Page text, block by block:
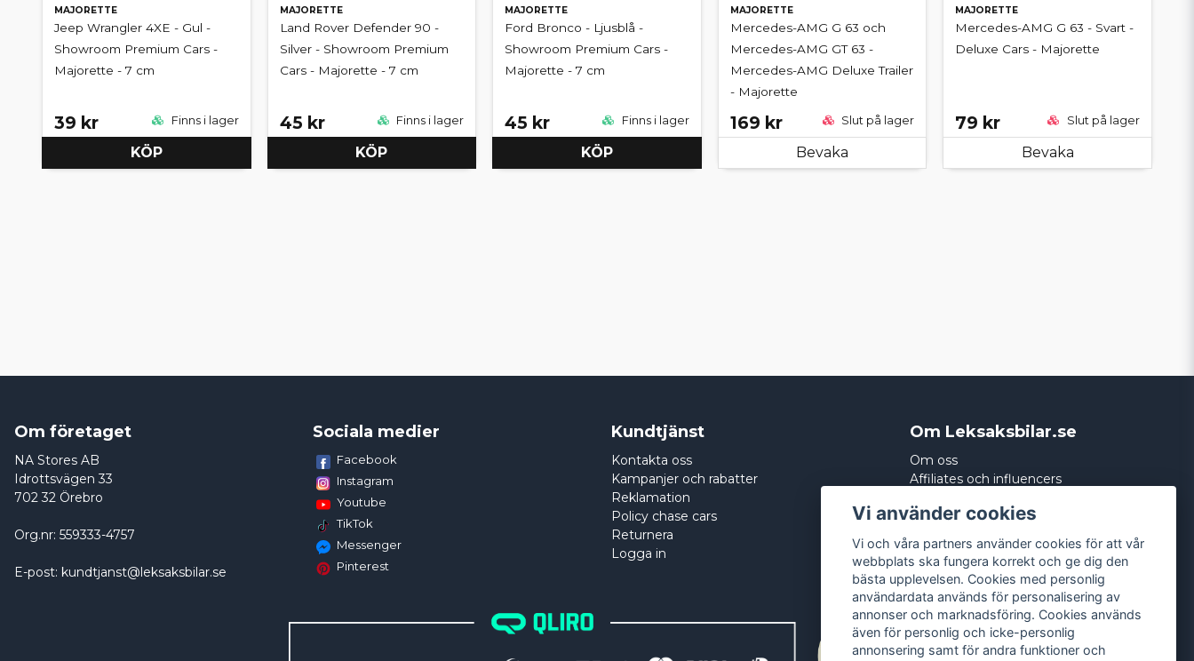
MAJORETTE
Jeep Wrangler 4XE - Gul -
Showroom Premium Cars -
Majorette - 7 cm
39 kr Finns i lager
KÖP
MAJORETTE
Land Rover Defender 90 -
Silver - Showroom Premium
Cars - Majorette - 7 cm
45 kr Finns i lager
KÖP
MAJORETTE
Ford Bronco - Ljusblå -
Showroom Premium Cars -
Majorette - 7 cm
45 kr Finns i lager
KÖP
MAJORETTE
Mercedes-AMG G 63 och
Mercedes-AMG GT 63 -
Mercedes-AMG Deluxe Trailer
- Majorette
169 kr Slut på lager
Bevaka
MAJORETTE
Mercedes-AMG G 63 - Svart -
Deluxe Cars - Majorette
79 kr Slut på lager
Bevaka
Om företaget
NA Stores AB
Idrottsvägen 33
702 32 Örebro
Org.nr: 559333-4757
E-post: kundtjanst@leksaksbilar.se
Sociala medier
Facebook
Instagram
Youtube
TikTok
Messenger
Pinterest
Kundtjänst
Kontakta oss
Kampanjer och rabatter
Reklamation
Policy chase cars
Returnera
Logga in
Om Leksaksbilar.se
Om oss
Affiliates och influencers
Integritetspolicy
Vi använder cookies
Vi och våra partners använder cookies för att vår
webbplats ska fungera korrekt och ge dig den
bästa upplevelsen. Cookies med personlig
användardata används för personalisering av
annonser och marknadsföring. Cookies används
även för personlig och icke-personlig
annonsering samt för andra funktioner och